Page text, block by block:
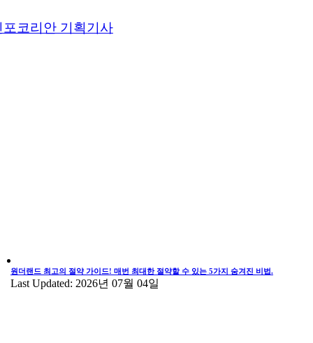
포코리안 기획기사
원더랜드 최고의 절약 가이드! 매번 최대한 절약할 수 있는 5가지 숨겨진 비법.
Last Updated: 2026년 07월 04일